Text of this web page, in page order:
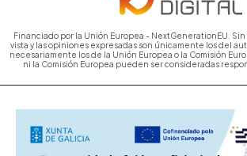
Financiado por la Unión Europea - NextGenerationEU.
vista y las opiniones expresadas son únicamente los del
necesariamente los de la Unión Europea o la Comisión
ni la Comisión Europea pueden ser consideradas